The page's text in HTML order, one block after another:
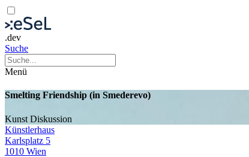
.dev
Suche
Menü
Smelting Friendship (in Smederevo)
Kunst Diskussion
Künstlerhaus
Karlsplatz 5
1010 Wien